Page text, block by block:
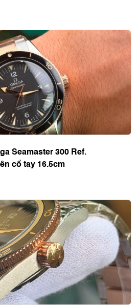
Seamaster 300 Ref.
cổ tay 16.5cm